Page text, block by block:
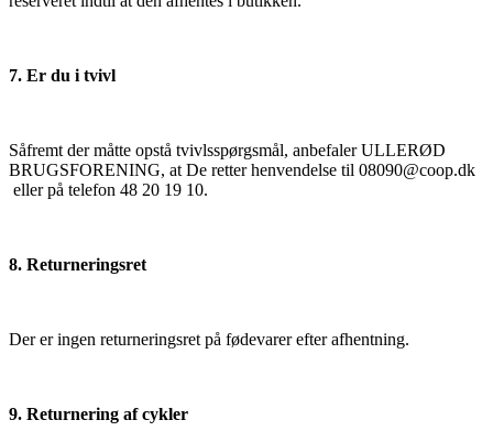
7. Er du i tvivl
Såfremt der måtte opstå tvivlsspørgsmål, anbefaler ULLERØD
BRUGSFORENING, at De retter henvendelse til 08090@coop.dk
eller på telefon 48 20 19 10.
8. Returneringsret
Der er ingen returneringsret på fødevarer efter afhentning.
9. Returnering af cykler